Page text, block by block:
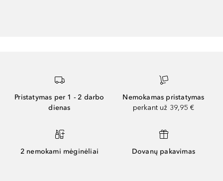
Pristatymas per 1 - 2 darbo
dienas
Nemokamas pristatymas
perkant už 39,95 €
2 nemokami mėginėliai Dovanų pakavimas